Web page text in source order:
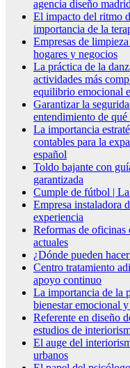
agencia diseño
El impacto del ritmo
importancia de la
Empresas de
hogares y negocios
La práctica de la
actividades más
equilibrio emocional
Garantizar la
entendimiento de
La importancia
contables para la
español
Toldo bajante con
garantizada
Cumple de fútbol |
Empresa instaladora
experiencia
Reformas de oficinas
actuales
¿Dónde pueden
Centro tratamiento
apoyo continuo
La importancia de la
bienestar emocional
Referente en diseño
estudios de
El auge del
urbanos